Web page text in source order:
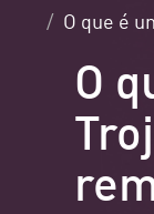
O que é
O